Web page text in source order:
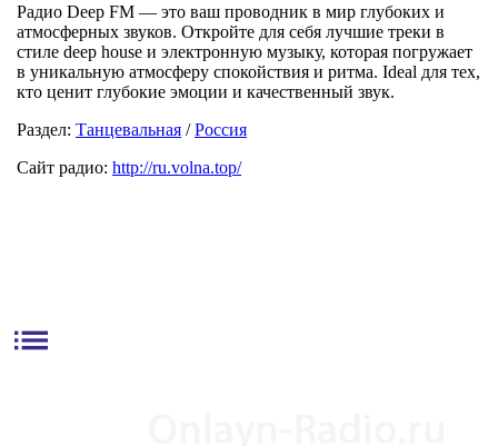
Радио Deep FM — это ваш проводник в мир глубоких и
атмосферных звуков. Откройте для себя лучшие треки в
стиле deep house и электронную музыку, которая погружает
в уникальную атмосферу спокойствия и ритма. Ideal для тех,
кто ценит глубокие эмоции и качественный звук.
Раздел: Танцевальная /Россия
Сайт радио: http://ru.volna.top/
list